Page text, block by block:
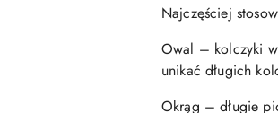
Najczęściej
Owal – kolczyki
unikać długich
Okrąg – długie